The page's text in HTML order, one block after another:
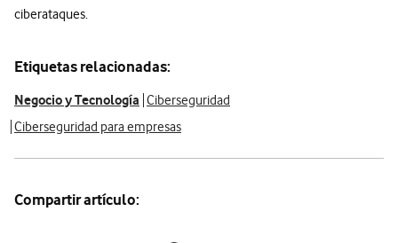
ciberataques.
Etiquetas relacionadas:
Negocio y Tecnología Ciberseguridad
Ciberseguridad para empresas
Compartir artículo: